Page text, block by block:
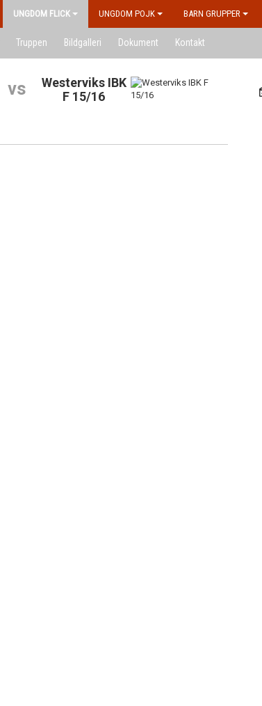
UNGDOM FLICK UNGDOM POJK BARN GRUPPER
Truppen Bildgalleri Dokument Kontakt
vs
Westerviks IBK
F 15/16